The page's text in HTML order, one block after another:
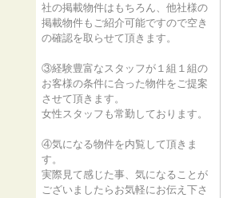
社の掲載物件はもちろん、他社様の
掲載物件もご紹介可能ですので空き
の確認を取らせて頂きます。
③経験豊富なスタッフが１組１組の
お客様の条件に合った物件をご提案
させて頂きます。
女性スタッフも常勤しております。
④気になる物件を内覧して頂きま
す。
実際見て感じた事、気になることが
ございましたらお気軽にお伝え下さ